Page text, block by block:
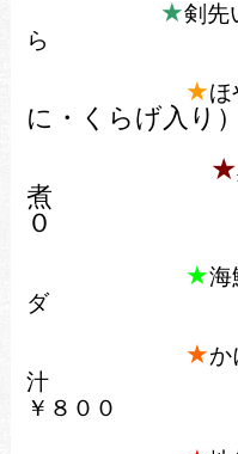
★剣先
ら
★ほ
に・くらげ入り）
★
０
★海
ダ ￥８
★か
￥８００